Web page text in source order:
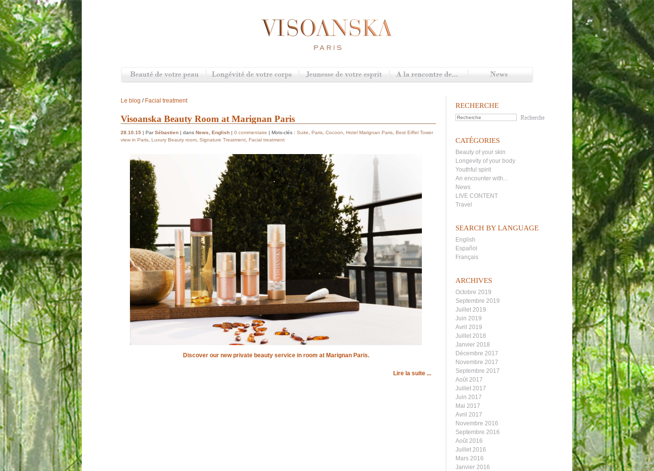
RECHERCHE
CATÉGORIES
Beauty of your skin
Longevity of your body
Youthful spirit
An encounter with...
News
LIVE CONTENT
Travel
SEARCH BY LANGUAGE
English
Español
Français
ARCHIVES
Octobre 2019
Septembre 2019
Juillet 2019
Juin 2019
Avril 2019
Juillet 2018
Janvier 2018
Décembre 2017
Novembre 2017
Septembre 2017
Août 2017
Juillet 2017
Juin 2017
Mai 2017
Avril 2017
Novembre 2016
Septembre 2016
Août 2016
Juillet 2016
Mars 2016
Janvier 2016
Le blog / Facial treatment
Visoanska Beauty Room at Marignan Paris
28.10.15 | ParSébastien | dans News, English | 0 commentaire | Mots-clés : Suite, Paris, Cocoon, Hotel Marignan Paris, Best Eiffel Tower
view in Paris, Luxury Beauty room, Signature Treatment, Facial treatment
Discover our new private beauty service in room at Marignan Paris.
Lire la suite ...